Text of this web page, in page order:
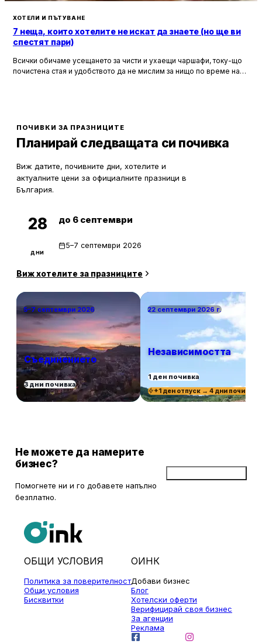
ХОТЕЛИ И ПЪТУВАНЕ
7 неща, които хотелите не искат да знаете (но ще ви
спестят пари)
Всички обичаме усещането за чисти и ухаещи чаршафи, току-що
почистена стая и удобството да не мислим за нищо по време на
ПОЧИВКИ ЗА ПРАЗНИЦИТЕ
Планирай следващата си почивка
Виж датите, почивните дни, хотелите и
актуалните цени за официалните празници в
България.
28
дни
до 6 септември
5–7 септември 2026
Виж хотелите за празниците
5–7 септември 2026
Съединението
3 дни почивка
22 септември 2026 г.
Независимостта
1 ден почивка
+1 ден отпуск → 4 дни почивка
Не можете да намерите
бизнес?
Помогнете ни и го добавете напълно
безплатно.
ОБЩИ УСЛОВИЯ
Политика за поверителност
Общи условия
Бисквитки
ОИНК
Добави бизнес
Блог
Хотелски оферти
Верифицирай своя бизнес
За агенции
Реклама